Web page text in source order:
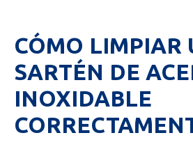
CÓMO LIMPIAR
SARTÉN DE
INOXIDABLE